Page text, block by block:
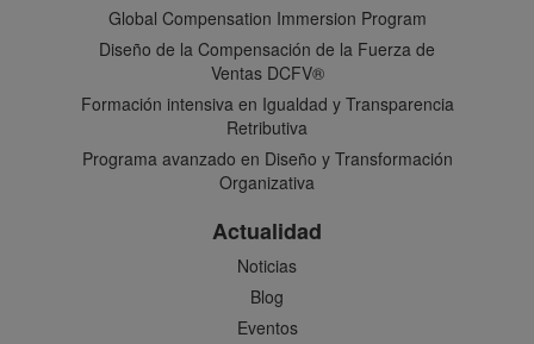
Global Compensation Immersion Program
Diseño de la Compensación de la Fuerza de
Ventas DCFV®
Formación intensiva en Igualdad y Transparencia
Retributiva
Programa avanzado en Diseño y Transformación
Organizativa
Actualidad
Noticias
Blog
Eventos